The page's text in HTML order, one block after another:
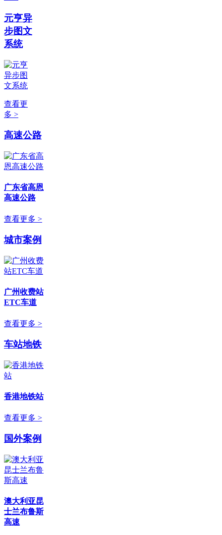
元亨异
步图文
系统
查看更
多 >
高速公路
广东省高恩
高速公路
查看更多 >
城市案例
广州收费站
ETC车道
查看更多 >
车站地铁
香港地铁站
查看更多 >
国外案例
澳大利亚昆
士兰布鲁斯
高速